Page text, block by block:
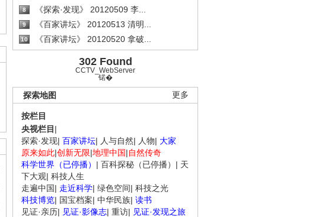
8 《探索·发现》 20120509 李...
9 《百家讲坛》 20120513 清明...
10 《百家讲坛》 20120520 拿破...
302 Found
CCTV_WebServer
锘�
更多
探索地图
按栏目
央视栏目 |
探索·发现| 百家讲坛| 人与自然| 人物| 大家
原来如此|创新无限|地理中国|自然传奇
科学世界（已停播） | 百科探秘（已停播） | 天
下大观| 科技人生
走遍中国| 走近科学| 绿色空间| 科技之光
科技博览| 国宝档案| 中华民族| 读书
见证·亲历| 见证·影像志| 重访| 见证·发现之旅
《人与自..